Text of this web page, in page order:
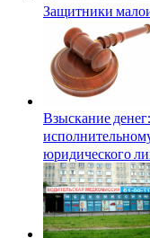
Защитники
Взыскание
юридического